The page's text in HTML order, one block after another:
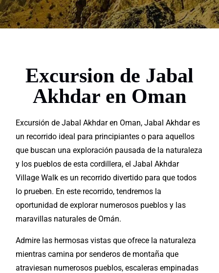
Excursion de Jabal
Akhdar en Oman
Excursión de Jabal Akhdar en Oman, Jabal Akhdar es
un recorrido ideal para principiantes o para aquellos
que buscan unaexploración pausada de la naturaleza
y los pueblos de esta cordillera, el Jabal Akhdar
Village Walk es un recorrido divertido para que todos
lo prueben. En este recorrido, tendremos la
oportunidad deexplorarnumerosos pueblos y las
maravillas naturales de Omán.
Admire las hermosas vistas que ofrece la naturaleza
mientras camina por senderos de montaña que
atraviesan numerosos pueblos, escaleras empinadas